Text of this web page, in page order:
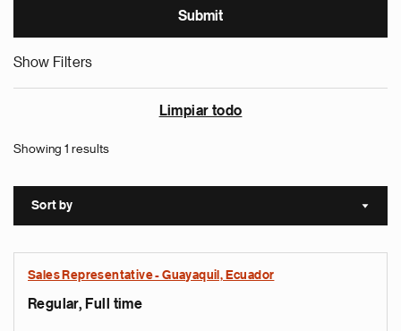
Show Filters
Limpiar todo
Showing 1 results
Sort by Sort
Sales Representative - Guayaquil, Ecuador
Regular, Full time